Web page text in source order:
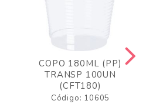
COPO 180ML (PP)
TRANSP 100UN
(CFT180)
Código: 10605